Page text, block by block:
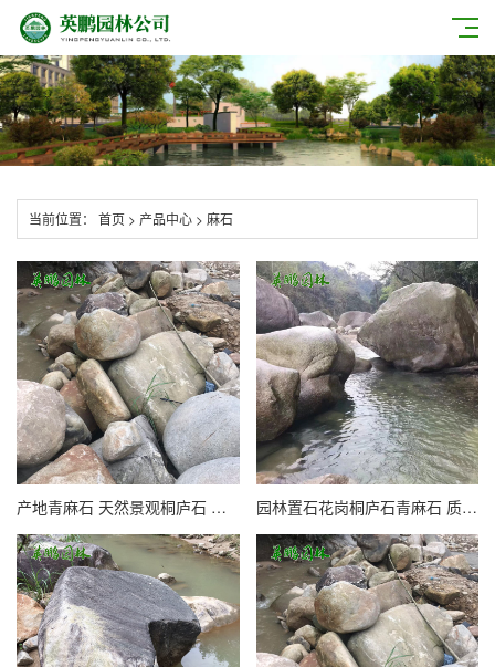
当前位置： 首页 > 产品中心 > 麻石
产地青麻石 天然景观桐庐石 日式庭院造景置石 基地万吨批发 园林置石花岗桐庐石青麻石 质地坚硬景观石英鹏基地山区直发